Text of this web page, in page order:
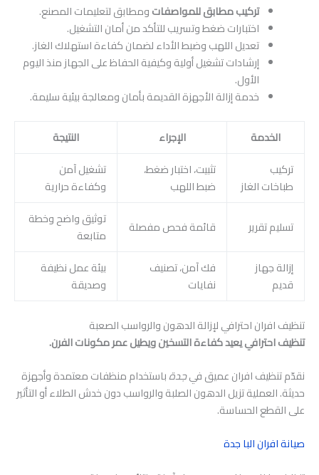
تركيب مطابق للمواصفاتومطابق لتعليمات المصنع.
اختبارات ضغط وتسريب للتأكد من أمان التشغيل.
تعديل اللهب وضبط الأداء لضمان كفاءة استهلاك الغاز.
إرشادات تشغيل أولية وكيفية الحفاظ على الجهاز منذ اليوم
الأول.
خدمة إزالة الأجهزة القديمة بأمان ومعالجة بيئية سليمة.
الخدمة الإجراء
النتيجة
تركيب
طباخات الغاز
تثبيت، اختبار ضغط،
ضبط اللهب
تشغيل آمن
وكفاءة حرارية
تسليم تقرير قائمة فحص مفصلة
توثيق واضح وخطة
متابعة
إزالة جهاز
قديم
فك آمن، تصنيف
نفايات
بيئة عمل نظيفة
وصديقة
تنظيف افران احترافي لإزالة الدهون والرواسب الصعبة
تنظيف احترافي يعيد كفاءة التسخين ويطيل عمر مكونات الفرن.
نقدّم تنظيف افران عميق فيجدةباستخدام منظفات معتمدة وأجهزة
حديثة. العملية تزيل الدهون الصلبة والرواسب دون خدش الطلاء أو التأثير
على القطع الحساسة.
صيانة افران البا جدة